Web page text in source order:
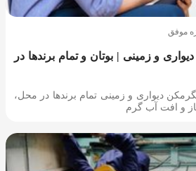
موفق
و زمینی | بوتان و تمام برندها در
دیواری و زمینی تمام برندها در محل،
و افت آب گرم